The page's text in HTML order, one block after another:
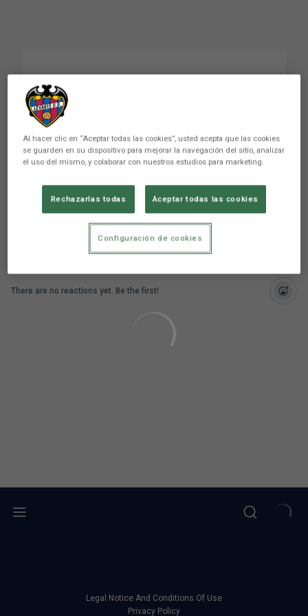
#1909n16 // Fichado:
Ribelles
Ribelles fue protagonista de la sección Fichado
There are no reactions yet. Be the first!
Legal Notice And Conditions Of Use
Privacy Policy
Al hacer clic en “Aceptar todas las cookies”, usted acepta que las cookies
se guarden en su dispositivo para mejorar la navegación del sitio, analizar
el uso del mismo, y colaborar con nuestros estudios para marketing.
Rechazarlas todas Aceptar todas las cookies
Configuración de cookies